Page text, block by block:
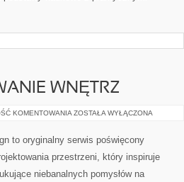
WNĘTRZ
KOMENTOWANIA ARANŻACJA
WNĘTRZ
ZOSTAŁA WYŁĄCZONA
to oryginalny serwis poświęcony
przestrzeni, który inspiruje
niebanalnych pomysłów na